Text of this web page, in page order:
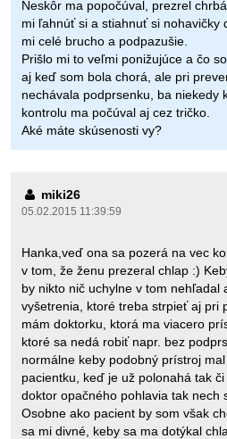
Neskôr ma popočúval, prezrel
mi ľahnúť si a stiahnuť si nohavičky
mi celé brucho a podpazušie.
Prišlo mi to veľmi ponižujúce a čo
aj keď som bola chorá, ale pri
nechávala podprsenku, ba niekedy
kontrolu ma počúval aj cez tričko.
Aké máte skúsenosti vy?
miki26
05.02.2015 11:39:59
Hanka,veď ona sa pozerá na vec
v tom, že ženu prezeral chlap :)
by nikto nič uchylne v tom nehľadal
vyšetrenia, ktoré treba strpieť aj pri
mám doktorku, ktorá ma viacero
ktoré sa nedá robiť napr. bez
normálne keby podobný prístroj
pacientku, keď je už polonahá tak
doktor opačného pohlavia tak nech
Osobne ako pacient by som však
sa mi divné, keby sa ma dotýkal